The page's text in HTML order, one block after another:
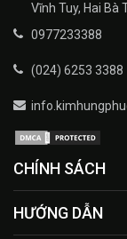
Vĩnh Tuy, Hai Bà
0977233388
(024) 6253 3388
CHÍNH SÁCH
HƯỚNG DẪN